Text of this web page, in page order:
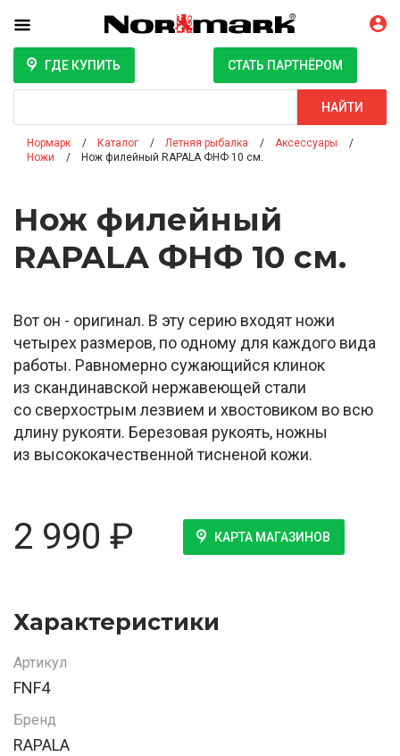
ГДЕ КУПИТЬ СТАТЬ ПАРТНЁРОМ
НАЙТИ
Нормарк Каталог Летняя рыбалка
Аксессуары
Ножи
Нож филейный RAPALA ФНФ 10 см.
Нож филейный
RAPALA ФНФ 10 см.
Вот он - оригинал. В эту серию входят ножи
четырех размеров, по одному для каждого вида
работы. Равномерно сужающийся клинок
из скандинавской нержавеющей стали
со сверхострым лезвием и хвостовиком во всю
длину рукояти. Березовая рукоять, ножны
из высококачественной тисненой кожи.
2 990 ₽ КАРТА МАГАЗИНОВ
Характеристики
Артикул
FNF4
Бренд
RAPALA